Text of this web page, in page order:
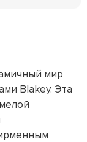
мир
Blakey. Эта